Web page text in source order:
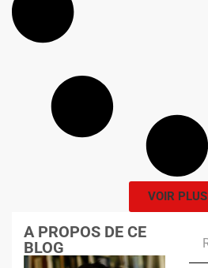
VOIR PLUS
A PROPOS DE CE
BLOG